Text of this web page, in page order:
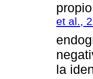
et al.,
la